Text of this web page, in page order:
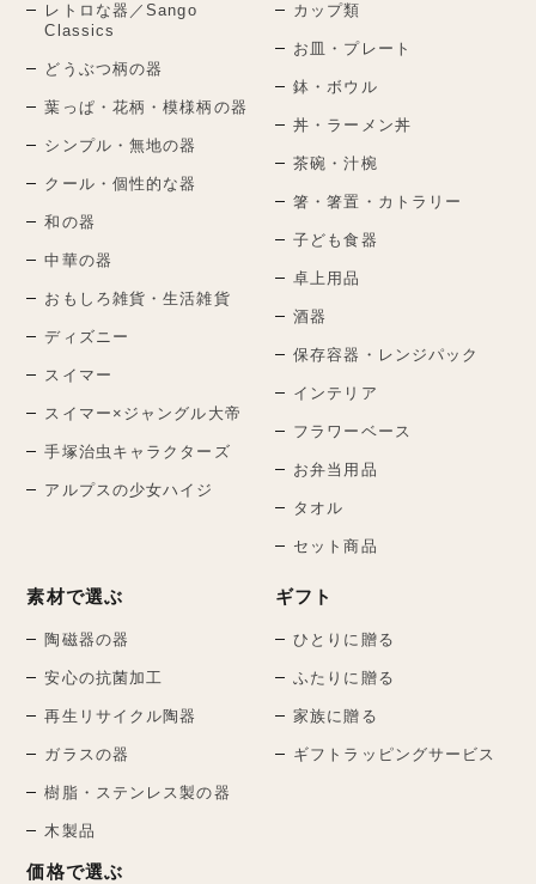
レトロな器／Sango
Classics
どうぶつ柄の器
葉っぱ・花柄・模様柄の器
シンプル・無地の器
クール・個性的な器
和の器
中華の器
おもしろ雑貨・生活雑貨
ディズニー
スイマー
スイマー×ジャングル大帝
手塚治虫キャラクターズ
アルプスの少女ハイジ
カップ類
お皿・プレート
鉢・ボウル
丼・ラーメン丼
茶碗・汁椀
箸・箸置・カトラリー
子ども食器
卓上用品
酒器
保存容器・レンジパック
インテリア
フラワーベース
お弁当用品
タオル
セット商品
素材で選ぶ
陶磁器の器
安心の抗菌加工
再生リサイクル陶器
ガラスの器
樹脂・ステンレス製の器
木製品
価格で選ぶ
ギフト
ひとりに贈る
ふたりに贈る
家族に贈る
ギフトラッピングサービス